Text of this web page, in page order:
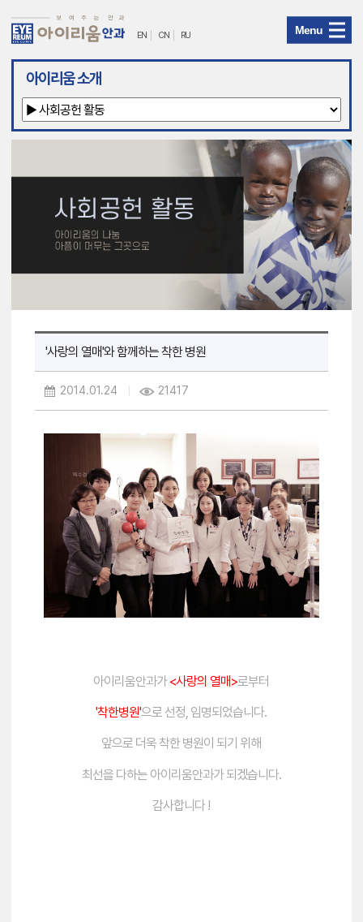
아
리
안
메
EN CN RU Menu
아이리움 소개
'사랑의 열매'와 함께하는 착한 병원
2014.01.24 21417
아이리움안과가<사랑의 열매>로부터
'착한병원'으로 선정, 임명되었습니다.
앞으로 더욱 착한 병원이 되기 위해
최선을 다하는 아이리움안과가 되겠습니다.
감사합니다 !